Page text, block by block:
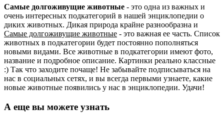
Самые долгоживущие животные - это одна из важных и
очень интересных подкатегорий в нашей энциклопедии о
диких животных. Дикая природа крайне разнообразна и
Самые долгоживущие животные - это важная ее часть. Список
животных в подкатегории будет постоянно пополняться
новыми видами. Все животные в подкатегории имеют фото,
название и подробное описание. Картинки реально классные
:) Так что заходите почаще! Не забывайте подписываться на
нас в социальных сетях, и вы всегда первыми узнаете, какие
новые животные появились у нас в энциклопедии. Удачи!
А еще вы можете узнать